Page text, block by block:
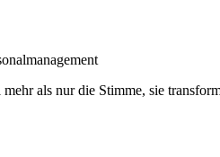
als nur die Stimme, sie